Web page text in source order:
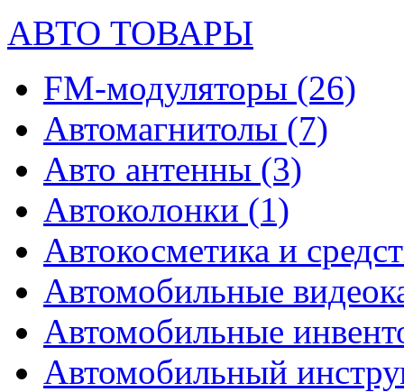
АВТО ТОВАРЫ
FM-модуляторы (26)
Автомагнитолы (7)
Авто антенны (3)
Автоколонки (1)
Автокосметика и
Автомобильные
Автомобильные
Автомобильный